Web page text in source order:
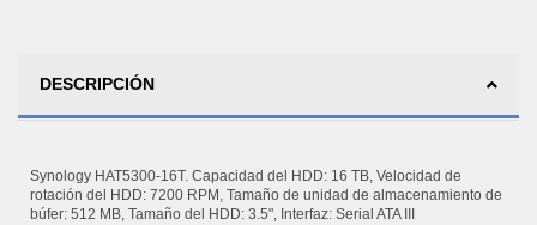
DESCRIPCIÓN
Synology HAT5300-16T. Capacidad del HDD: 16 TB, Velocidad de
rotación del HDD: 7200 RPM, Tamaño de unidad de almacenamiento de
búfer: 512 MB, Tamaño del HDD: 3.5", Interfaz: Serial ATA III